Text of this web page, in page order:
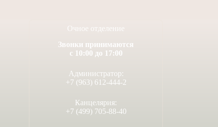
Очное отделение
Звонки принимаются
с 10:00 до 17:00
Администратор:
+7 (963) 612-444-2
Канцелярия:
+7 (499) 705-88-40